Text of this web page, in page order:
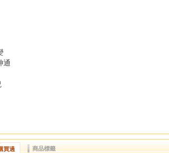
通
買過 商品標籤